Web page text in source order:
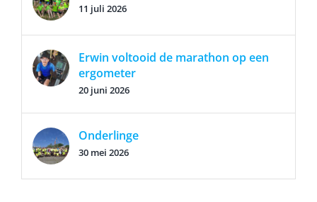
11 juli 2026
Erwin voltooid de marathon op een
ergometer
20 juni 2026
Onderlinge
30 mei 2026